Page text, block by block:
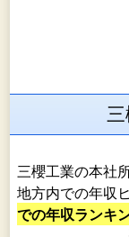
三櫻工業の本社
地方内での年収
での年収ランキ